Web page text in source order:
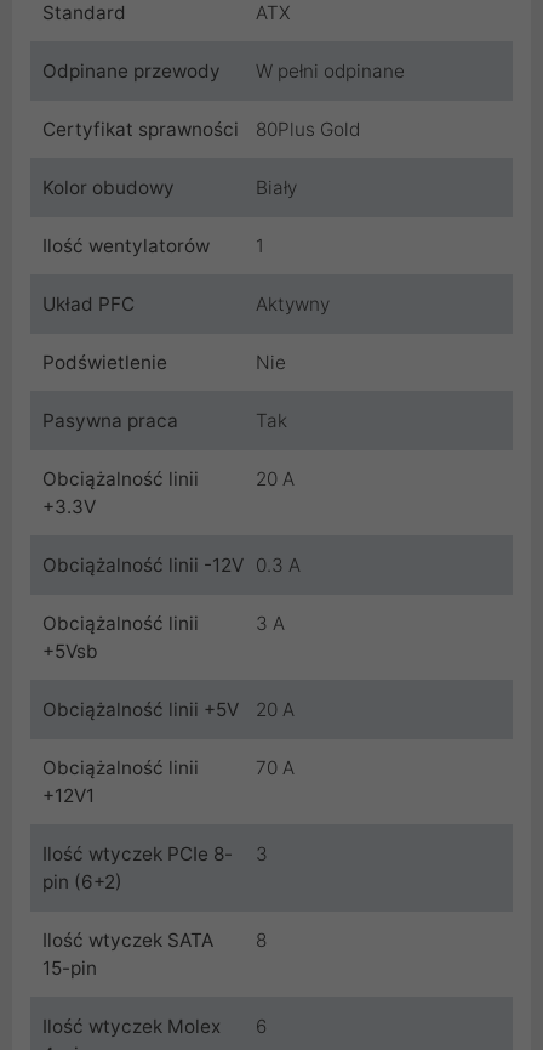
Standard ATX
Odpinane przewody W pełni odpinane
Certyfikat sprawności 80Plus Gold
Kolor obudowy Biały
Ilość wentylatorów 1
Układ PFC Aktywny
Podświetlenie Nie
Pasywna praca Tak
Obciążalność linii
+3.3V
20 A
Obciążalność linii -12V 0.3 A
Obciążalność linii
+5Vsb
3 A
Obciążalność linii +5V 20 A
Obciążalność linii
+12V1
70 A
Ilość wtyczek PCIe 8-
pin (6+2)
3
Ilość wtyczek SATA
15-pin
8
Ilość wtyczek Molex
6